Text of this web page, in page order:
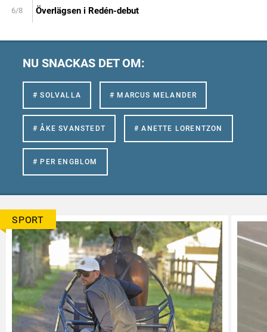
6/8 Överlägsen i Redén-debut
NU SNACKAS DET OM:
# SOLVALLA # MARCUS MELANDER
# ÅKE SVANSTEDT # ANETTE LORENTZON
# PER ENGBLOM
SPORT